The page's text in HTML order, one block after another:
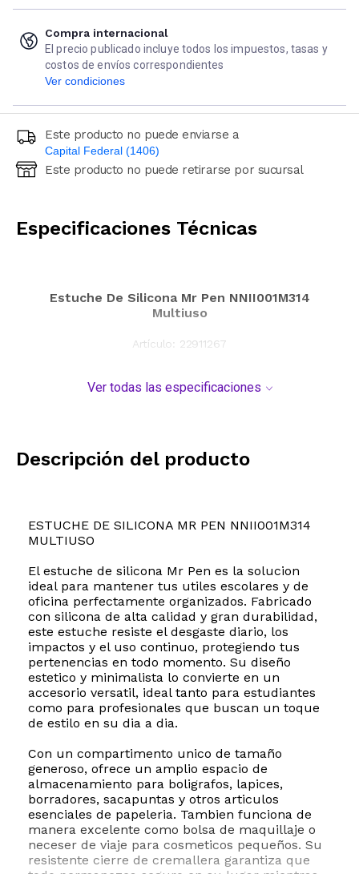
Compra internacional
El precio publicado incluye todos los impuestos, tasas y
costos de envíos correspondientes
Ver condiciones
Este producto no puede enviarse a
Capital Federal (1406)
Ingresá código postal (sólo números)
Este producto no puede retirarse por sucursal
Especificaciones Técnicas
Estuche De Silicona Mr Pen NNII001M314
Multiuso
Artículo: 22911267
Ver todas las especificaciones
Descripción del producto
ESTUCHE DE SILICONA MR PEN NNII001M314
MULTIUSO
El estuche de silicona Mr Pen es la solucion
ideal para mantener tus utiles escolares y de
oficina perfectamente organizados. Fabricado
con silicona de alta calidad y gran durabilidad,
este estuche resiste el desgaste diario, los
impactos y el uso continuo, protegiendo tus
pertenencias en todo momento. Su diseño
estetico y minimalista lo convierte en un
accesorio versatil, ideal tanto para estudiantes
como para profesionales que buscan un toque
de estilo en su dia a dia.
Con un compartimento unico de tamaño
generoso, ofrece un amplio espacio de
almacenamiento para boligrafos, lapices,
borradores, sacapuntas y otros articulos
esenciales de papeleria. Tambien funciona de
manera excelente como bolsa de maquillaje o
neceser de viaje para cosmeticos pequeños. Su
resistente cierre de cremallera garantiza que